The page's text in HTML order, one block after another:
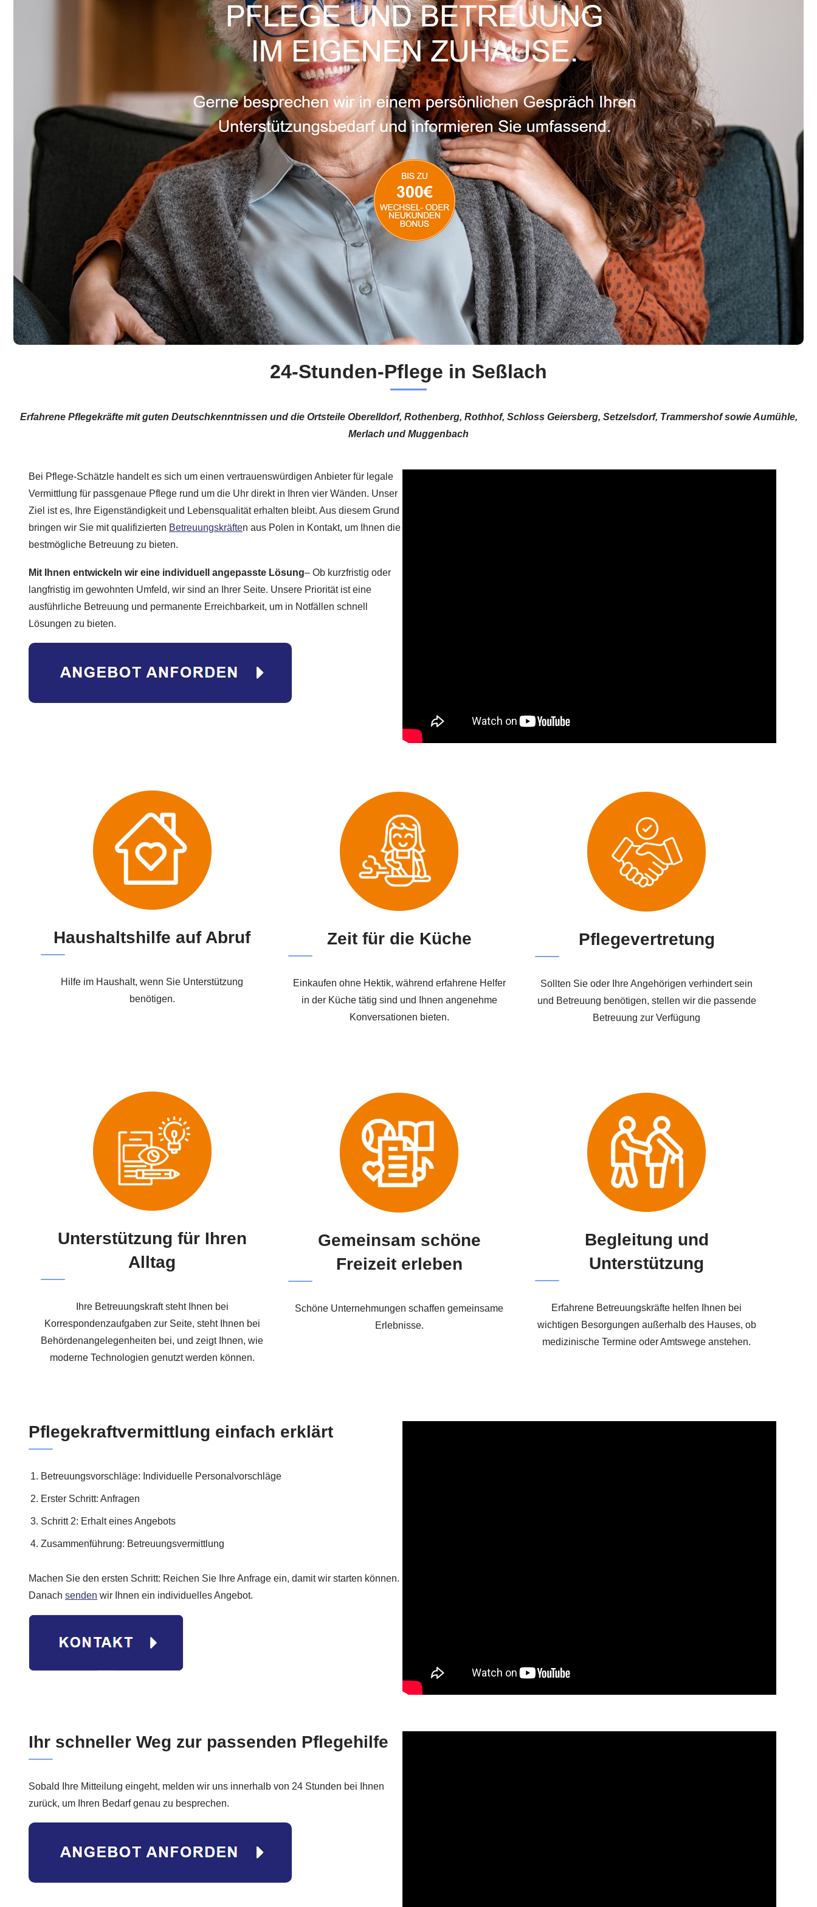
24-Stunden-Pflege in Seßlach
Erfahrene Pflegekräfte mit guten Deutschkenntnissen und die Ortsteile Oberelldorf, Rothenberg, Rothhof, Schloss Geiersberg, Setzelsdorf, Trammershof sowie Aumühle,
Merlach und Muggenbach
Bei Pflege-Schätzle handelt es sich um einen vertrauenswürdigen Anbieter für legale
Vermittlung für passgenaue Pflege rund um die Uhr direkt in Ihren vier Wänden. Unser
Ziel ist es, Ihre Eigenständigkeit und Lebensqualität erhalten bleibt. Aus diesem Grund
bringen wir Sie mit qualifizierten Betreuungskräften aus Polen in Kontakt, um Ihnen die
bestmögliche Betreuung zu bieten.
Mit Ihnen entwickeln wir eine individuell angepasste Lösung– Ob kurzfristig oder
langfristig im gewohnten Umfeld, wir sind an Ihrer Seite. Unsere Priorität ist eine
ausführliche Betreuung und permanente Erreichbarkeit, um in Notfällen schnell
Lösungen zu bieten.
Haushaltshilfe auf Abruf
Hilfe im Haushalt, wenn Sie Unterstützung
benötigen.
Zeit für die Küche
Einkaufen ohne Hektik, während erfahrene Helfer
in der Küche tätig sind und Ihnen angenehme
Konversationen bieten.
Pflegevertretung
Sollten Sie oder Ihre Angehörigen verhindert sein
und Betreuung benötigen, stellen wir die passende
Betreuung zur Verfügung
Unterstützung für Ihren
Alltag
Ihre Betreuungskraft steht Ihnen bei
Korrespondenzaufgaben zur Seite, steht Ihnen bei
Behördenangelegenheiten bei, und zeigt Ihnen, wie
moderne Technologien genutzt werden können.
Gemeinsam schöne
Freizeit erleben
Schöne Unternehmungen schaffen gemeinsame
Erlebnisse.
Begleitung und
Unterstützung
Erfahrene Betreuungskräfte helfen Ihnen bei
wichtigen Besorgungen außerhalb des Hauses, ob
medizinische Termine oder Amtswege anstehen.
Pflegekraftvermittlung einfach erklärt
Betreuungsvorschläge: Individuelle Personalvorschläge
Erster Schritt: Anfragen
Schritt 2: Erhalt eines Angebots
Zusammenführung: Betreuungsvermittlung
Machen Sie den ersten Schritt: Reichen Sie Ihre Anfrage ein, damit wir starten können.
Danach senden wir Ihnen ein individuelles Angebot.
Ihr schneller Weg zur passenden Pflegehilfe
Sobald Ihre Mitteilung eingeht, melden wir uns innerhalb von 24 Stunden bei Ihnen
zurück, um Ihren Bedarf genau zu besprechen.